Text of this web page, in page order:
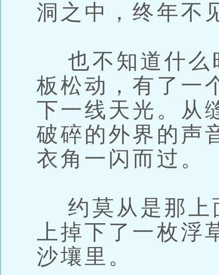
洞之中，终年不
也不知道什么
板松动，有了一
下一线天光。从
破碎的外界的声
衣角一闪而过。
约莫从是那上
上掉下了一枚
沙壤里。